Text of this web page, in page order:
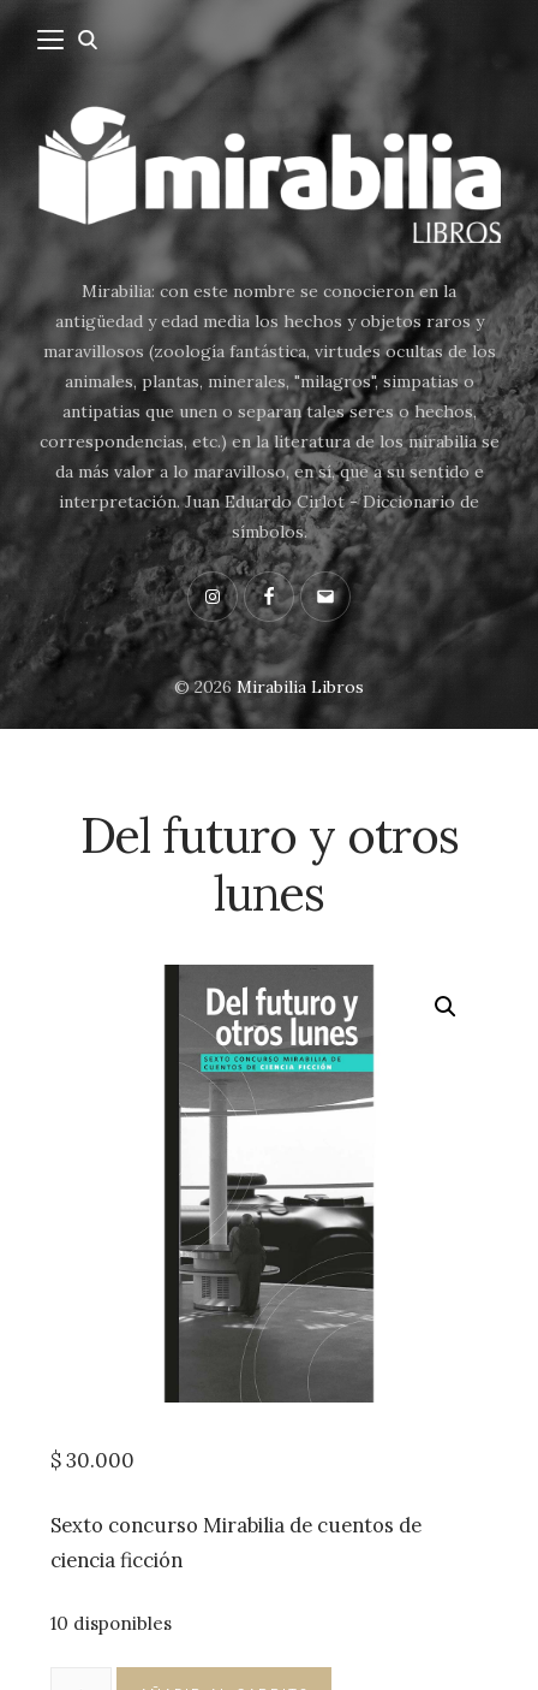
Mirabilia: con este nombre se conocieron en la
antigüedad y edad media los hechos y objetos raros y
maravillosos (zoología fantástica, virtudes ocultas de los
animales, plantas, minerales, "milagros", simpatias o
antipatias que unen o separan tales seres o hechos,
correspondencias, etc.) en la literatura de los mirabilia se
da más valor a lo maravilloso, en sí, que a su sentido e
interpretación. Juan Eduardo Cirlot - Diccionario de
símbolos.
InstagramFacebook
Email
© 2026 Mirabilia Libros
Del futuro y otros
lunes
$30.000
Sexto concurso Mirabilia de cuentos de
ciencia ficción
10 disponibles
Del